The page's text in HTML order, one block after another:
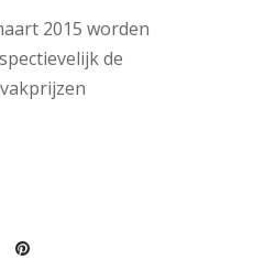
2015 worden
de